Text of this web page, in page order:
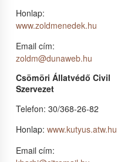
Honlap:
www.zoldmenedek.hu
Email cím:
zoldm@dunaweb.hu
Csömöri Állatvédő Civil
Szervezet
Telefon: 30/368-26-82
Honlap:www.kutyus.atw.hu
Email cím: